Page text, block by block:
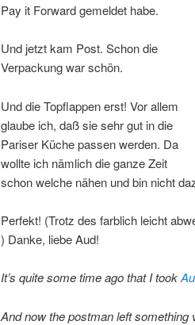
Pay it Forward gemeldet habe.
Und jetzt kam Post. Schon die
Verpackung war schön.
Und die Topflappen erst! Vor allem
glaube ich, daß sie sehr gut in die
Pariser Küche passen werden. Da
wollte ich nämlich die ganze Zeit
schon welche nähen und bin nicht
Perfekt! (Trotz des farblich leicht
) Danke, liebe Aud!
It’s quite some time ago that I took
And now the postman left